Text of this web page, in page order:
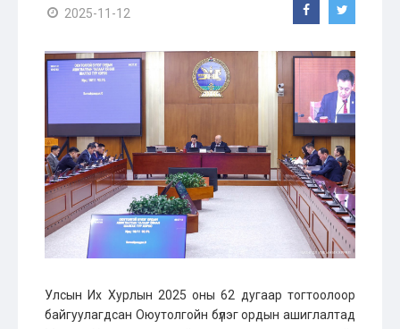
2025-11-12
Улсын Их Хурлын 2025 оны 62 дугаар тогтоолоор
байгуулагдсан Оюутолгойн бүлэг ордын ашиглалтад